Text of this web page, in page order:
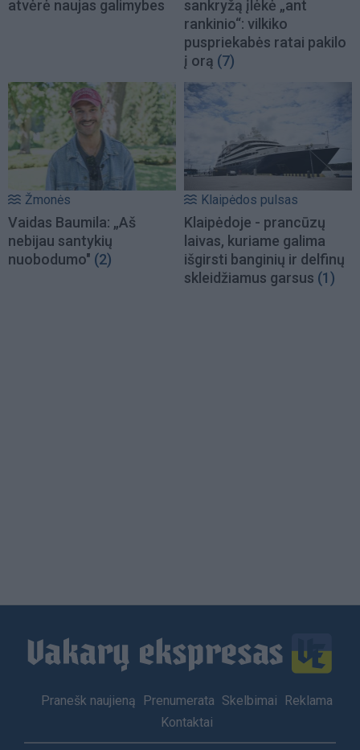
atvėrė naujas galimybes
sankryžą įlėkė „ant
rankinio“: vilkiko
puspriekabės ratai pakilo
į orą (7)
Žmonės
Vaidas Baumila: „Aš
nebijau santykių
nuobodumo" (2)
Klaipėdos pulsas
Klaipėdoje - prancūzų
laivas, kuriame galima
išgirsti banginių ir delfinų
skleidžiamus garsus (1)
Footer
Pranešk naujieną Prenumerata Skelbimai
Reklama
Kontaktai